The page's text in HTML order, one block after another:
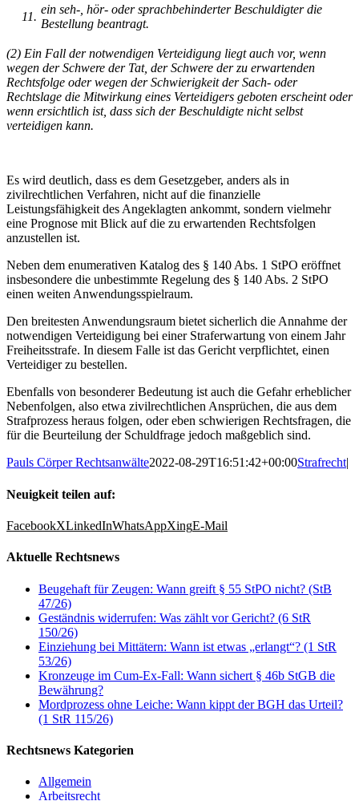
11.
ein seh-, hör- oder sprachbehinderter Beschuldigter die
Bestellung beantragt.
(2) Ein Fall der notwendigen Verteidigung liegt auch vor, wenn
wegen der Schwere der Tat, der Schwere der zu erwartenden
Rechtsfolge oder wegen der Schwierigkeit der Sach- oder
Rechtslage die Mitwirkung eines Verteidigers geboten erscheint oder
wenn ersichtlich ist, dass sich der Beschuldigte nicht selbst
verteidigen kann.
Es wird deutlich, dass es dem Gesetzgeber, anders als in
zivilrechtlichen Verfahren, nicht auf die finanzielle
Leistungsfähigkeit des Angeklagten ankommt, sondern vielmehr
eine Prognose mit Blick auf die zu erwartenden Rechtsfolgen
anzustellen ist.
Neben dem enumerativen Katalog des § 140 Abs. 1 StPO eröffnet
insbesondere die unbestimmte Regelung des § 140 Abs. 2 StPO
einen weiten Anwendungsspielraum.
Den breitesten Anwendungsraum bietet sicherlich die Annahme der
notwendigen Verteidigung bei einer Straferwartung von einem Jahr
Freiheitsstrafe. In diesem Falle ist das Gericht verpflichtet, einen
Verteidiger zu bestellen.
Ebenfalls von besonderer Bedeutung ist auch die Gefahr erheblicher
Nebenfolgen, also etwa zivilrechtlichen Ansprüchen, die aus dem
Strafprozess heraus folgen, oder eben schwierigen Rechtsfragen, die
für die Beurteilung der Schuldfrage jedoch maßgeblich sind.
Pauls Cörper Rechtsanwälte2022-08-29T16:51:42+00:00Strafrecht|
Neuigkeit teilen auf:
FacebookXLinkedInWhatsAppXingE-Mail
Aktuelle Rechtsnews
Beugehaft für Zeugen: Wann greift § 55 StPO nicht? (StB
47/26)
Geständnis widerrufen: Was zählt vor Gericht? (6 StR
150/26)
Einziehung bei Mittätern: Wann ist etwas „erlangt“? (1 StR
53/26)
Kronzeuge im Cum-Ex-Fall: Wann sichert § 46b StGB die
Bewährung?
Mordprozess ohne Leiche: Wann kippt der BGH das Urteil?
(1 StR 115/26)
Rechtsnews Kategorien
Allgemein
Arbeitsrecht